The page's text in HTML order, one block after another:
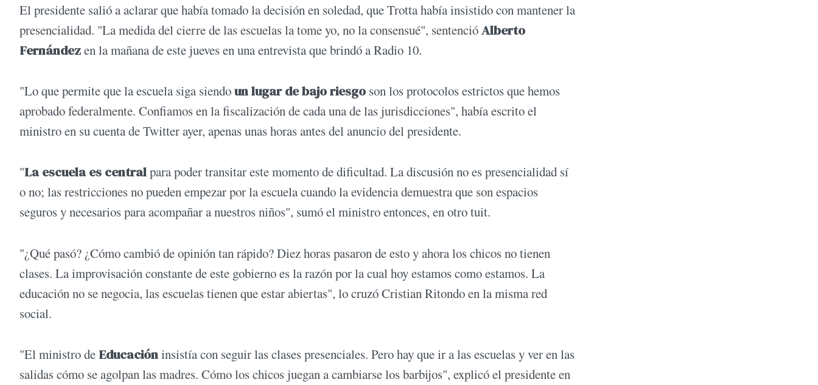
El presidente salió a aclarar que había tomado la decisión en soledad, que Trotta había insistido con mantener la
presencialidad. "La medida del cierre de las escuelas la tome yo, no la consensué", sentencióAlberto
Fernándezen la mañana de este jueves en una entrevista que brindó a Radio 10.
"Lo que permite que la escuela siga siendoun lugar de bajo riesgo son los protocolos estrictos que hemos
aprobado federalmente. Confiamos en la fiscalización de cada una de las jurisdicciones", había escrito el
ministro en su cuenta de Twitter ayer, apenas unas horas antes del anuncio del presidente.
"La escuela es centralpara poder transitar este momento de dificultad. La discusión no es presencialidad sí
o no; las restricciones no pueden empezar por la escuela cuando la evidencia demuestra que son espacios
seguros y necesarios para acompañar a nuestros niños", sumó el ministro entonces, en otro tuit.
"¿Qué pasó? ¿Cómo cambió de opinión tan rápido? Diez horas pasaron de esto y ahora los chicos no tienen
clases. La improvisación constante de este gobierno es la razón por la cual hoy estamos como estamos. La
educación no se negocia, las escuelas tienen que estar abiertas", lo cruzó Cristian Ritondo en la misma red
social.
"El ministro de Educacióninsistía con seguir las clases presenciales. Pero hay que ir a las escuelas y ver en las
salidas cómo se agolpan las madres. Cómo los chicos juegan a cambiarse los barbijos", explicó el presidente en